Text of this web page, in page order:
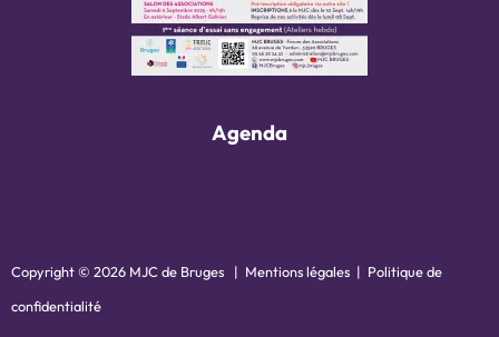
Agenda
Copyright © 2026 MJC de Bruges | Mentions légales | Politique de
confidentialité